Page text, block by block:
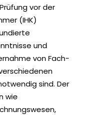
vor der
(IHK)
und
von Fach-
sind. Der
wie